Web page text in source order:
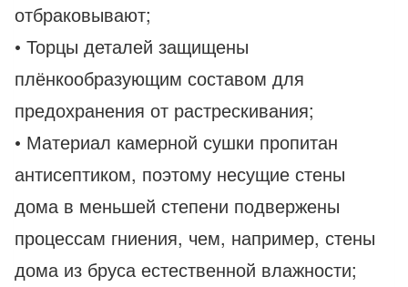
отбраковывают;
• Торцы деталей защищены
плёнкообразующим составом для
предохранения от растрескивания;
• Материал камерной сушки пропитан
антисептиком, поэтому несущие стены
дома в меньшей степени подвержены
процессам гниения, чем, например, стены
дома из бруса естественной влажности;